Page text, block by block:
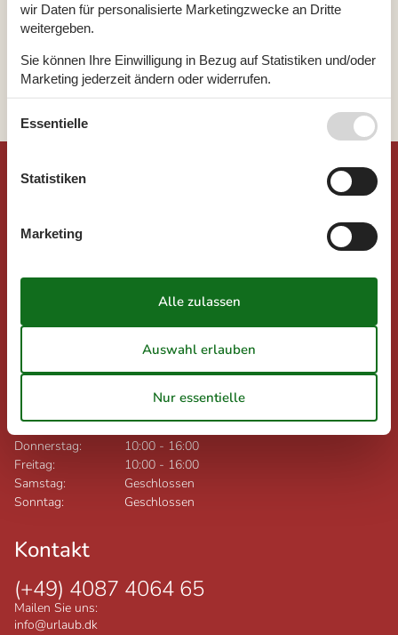
Tarm
©Urlaub.dk
Nygade 8B, 2.th
Dänemark
Öffnungszeiten Woche 33:
10:00-
-
16:00
Mittwoch:
10:00-16:00
Donnerstag:
10:00 - 16:00
Freitag:
10:00 - 16:00
Samstag:
Geschlossen
Sonntag:
Geschlossen
Kontakt
(+49) 4087 4064 65
Mailen Sie uns:
info@urlaub.dk
wir Daten für personalisierte Marketingzwecke an Dritte
weitergeben.
Sie können Ihre Einwilligung in Bezug auf Statistiken und/oder
Marketing jederzeit ändern oder widerrufen.
Essentielle
Statistiken
Marketing